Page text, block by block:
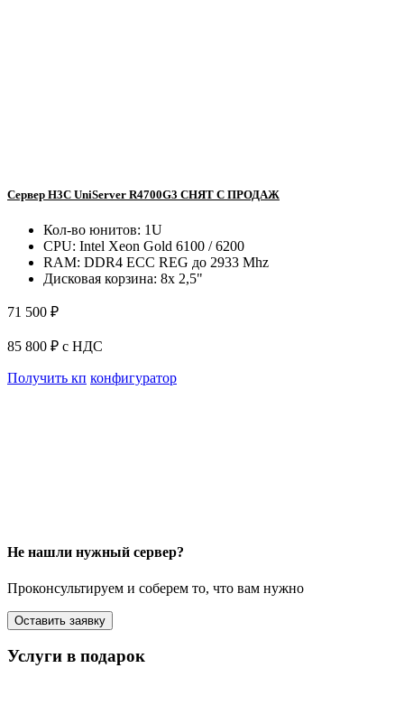
Сервер H3C UniServer R4700G3 СНЯТ С ПРОДАЖ
Кол-во юнитов: 1U
CPU: Intel Xeon Gold 6100 / 6200
RAM: DDR4 ECC REG до 2933 Mhz
Дисковая корзина: 8x 2,5"
71 500 ₽
85 800 ₽ с НДС
Получить кп конфигуратор
Не нашли нужный сервер?
Проконсультируем и соберем то, что вам нужно
Оставить заявку
Услуги в подарок